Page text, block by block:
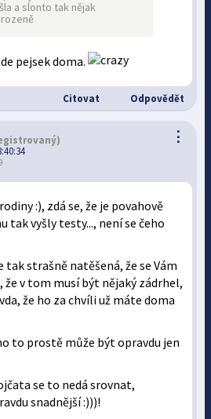
a slonto tak nějak
pejsek doma.
Citovat Odpovědět
⋮
:), zdá se, že je povahově
tak vyšly testy..., není se čeho
tak strašně natěšená, že se Vám
že v tom musí být nějaký zádrhel,
že ho za chvíli už máte doma
to prostě může být opravdu jen
se to nedá srovnat,
snadnější :)))!